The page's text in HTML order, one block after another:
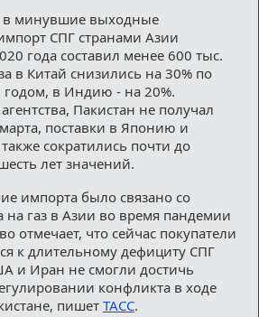
в минувшие выходные
СПГ странами Азии
года составил менее 600 тыс.
в Китай снизились на 30% по
в Индию - на 20%.
Пакистан не получал
поставки в Японию и
сократились почти до
лет значений.
импорта было связано со
на газ в Азии во время пандемии
отмечает, что сейчас покупатели
к длительному дефициту СПГ
и Иран не смогли достичь
конфликта в ходе
пишет ТАСС.